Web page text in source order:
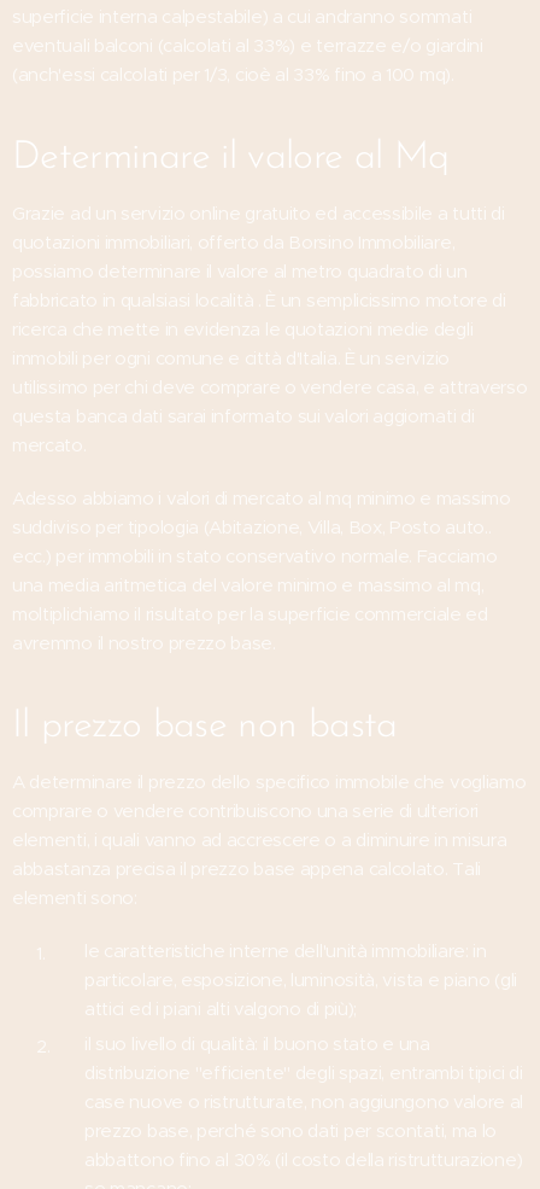
superficie interna calpestabile) a cui andranno sommati
eventuali balconi (calcolati al 33%) e terrazze e/o giardini
(anch'essi calcolati per 1/3, cioè al 33% fino a 100 mq).
Determinare il valore al Mq
Grazie ad un servizio online gratuito ed accessibile a tutti di
quotazioni immobiliari, offerto da Borsino Immobiliare,
possiamo determinare il valore al metro quadrato di un
fabbricato in qualsiasi località . È un semplicissimo motore di
ricerca che mette in evidenza le quotazioni medie degli
immobili per ogni comune e città d'Italia. È un servizio
utilissimo per chi deve comprare o vendere casa, e attraverso
questa banca dati sarai informato sui valori aggiornati di
mercato.
Adesso abbiamo i valori di mercato al mq minimo e massimo
suddiviso per tipologia (Abitazione, Villa, Box, Posto auto..
ecc.) per immobili in stato conservativo normale. Facciamo
una media aritmetica del valore minimo e massimo al mq,
moltiplichiamo il risultato per la superficie commerciale ed
avremmo il nostro prezzo base.
Il prezzo base non basta
A determinare il prezzo dello specifico immobile che vogliamo
comprare o vendere contribuiscono una serie di ulteriori
elementi, i quali vanno ad accrescere o a diminuire in misura
abbastanza precisa il prezzo base appena calcolato. Tali
elementi sono:
le caratteristiche interne dell'unità immobiliare: in
particolare, esposizione, luminosità, vista e piano (gli
attici ed i piani alti valgono di più);
il suo livello di qualità: il buono stato e una
distribuzione "efficiente" degli spazi, entrambi tipici di
case nuove o ristrutturate, non aggiungono valore al
prezzo base, perché sono dati per scontati, ma lo
abbattono fino al 30% (il costo della ristrutturazione)